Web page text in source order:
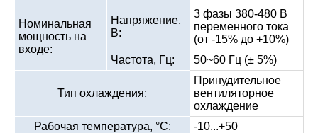
Номинальная
мощность на
входе:
Напряжение,
В:
3 фазы 380-480 В
переменного тока
(от -15% до +10%)
Частота, Гц:
50~60 Гц (± 5%)
Тип охлаждения:
Принудительное
вентиляторное
охлаждение
Рабочая температура, °С:
-10...+50